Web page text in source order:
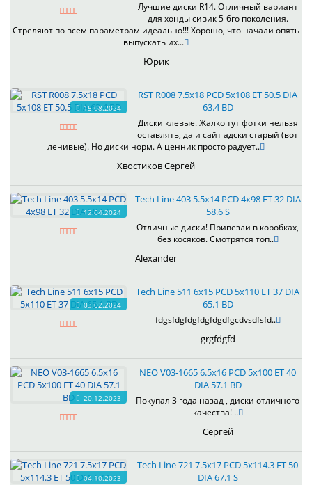
Лучшие диски R14. Отличный вариант
для хонды сивик 5-6го поколения.
Стреляют по всем параметрам идеально!!! Хорошо, что начали опять
выпускать их...
Юрик
15.08.2024
RST R008 7.5x18 PCD 5x108 ET 50.5 DIA
63.4 BD
Диски клевые. Жалко тут фотки нельзя
оставлять, да и сайт адски старый (вот
ленивые). Но диски норм. А ценник просто радует..
Хвостиков Сергей
12.04.2024
Tech Line 403 5.5x14 PCD 4x98 ET 32 DIA
58.6 S
Отличные диски! Привезли в коробках,
без косяков. Смотрятся топ..
Alexander
03.02.2024
Tech Line 511 6x15 PCD 5x110 ET 37 DIA
65.1 BD
fdgsfdgfdgfdgfdgdfgcdvsdfsfd..
grgfdgfd
20.12.2023
NEO V03-1665 6.5x16 PCD 5x100 ET 40
DIA 57.1 BD
Покупал 3 года назад , диски отличного
качества! ..
Сергей
04.10.2023
Tech Line 721 7.5x17 PCD 5x114.3 ET 50
DIA 67.1 S